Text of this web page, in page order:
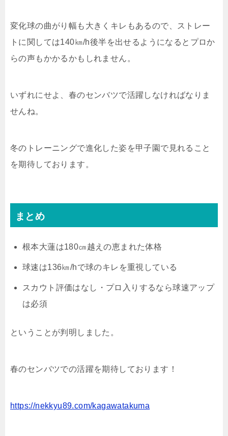
変化球の曲がり幅も大きくキレもあるので、ストレー
トに関しては140㎞/h後半を出せるようになるとプロか
らの声もかかるかもしれません。
いずれにせよ、春のセンバツで活躍しなければなりま
せんね。
冬のトレーニングで進化した姿を甲子園で見れること
を期待しております。
まとめ
根本大蓮は180㎝越えの恵まれた体格
球速は136㎞/hで球のキレを重視している
スカウト評価はなし・プロ入りするなら球速アップ
は必須
ということが判明しました。
春のセンバツでの活躍を期待しております！
https://nekkyu89.com/kagawatakuma